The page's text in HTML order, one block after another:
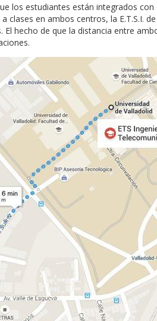
los estudiantes están integrados
clases en ambos centros, la E.T.S.I.
El hecho de que la distancia entre